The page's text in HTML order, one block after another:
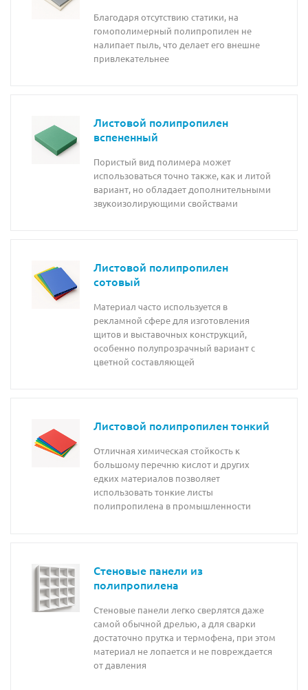
Благодаря отсутствию статики, на
гомополимерный полипропилен не
налипает пыль, что делает его внешне
привлекательнее
Листовой полипропилен
вспененный
Пористый вид полимера может
использоваться точно также, как и литой
вариант, но обладает дополнительными
звукоизолирующими свойствами
Листовой полипропилен
сотовый
Материал часто используется в
рекламной сфере для изготовления
щитов и выставочных конструкций,
особенно полупрозрачный вариант с
цветной составляющей
Листовой полипропилен тонкий
Отличная химическая стойкость к
большому перечню кислот и других
едких материалов позволяет
использовать тонкие листы
полипропилена в промышленности
Стеновые панели из
полипропилена
Стеновые панели легко сверлятся даже
самой обычной дрелью, а для сварки
достаточно прутка и термофена, при этом
материал не лопается и не повреждается
от давления